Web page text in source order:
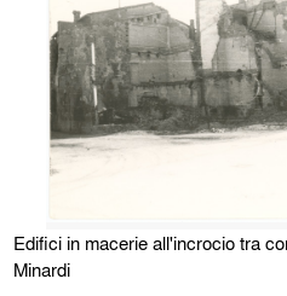
Edifici in macerie all'incrocio tra
Minardi